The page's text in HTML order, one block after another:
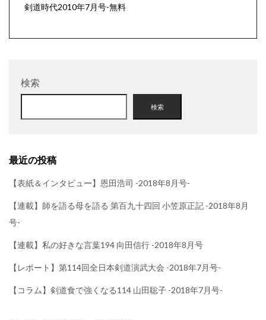
剣道時代2010年7月号-無料
検索
検索
最近の投稿
【表紙＆インタビュー】恩田浩司 -2018年8月号-
【連載】師を語る母を語る 第百九十四回 小笠原正記 -2018年8月
号-
【連載】私の好きな言葉194 向田信行 -2018年8月号
【レポート】第114回全日本剣道演武大会 -2018年7月号-
【コラム】剣道食で強くなる114 山田聡子 -2018年7月号-